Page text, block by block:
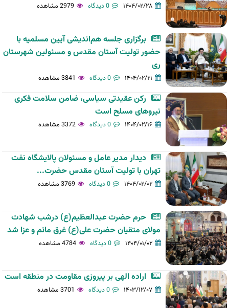
۱۴۰۴/۰۲/۲۸ 0 دیدگاه 2979 مشاهده
برگزاری جلسه هم‌اندیشی آیین مسلمیه با
حضور تولیت آستان مقدس و مسئولین شهرستان
ری
۱۴۰۴/۰۲/۲۱ 0 دیدگاه 3841 مشاهده
رکن عقیدتی سیاسی، ضامن سلامت فکری
نیروهای مسلح است
۱۴۰۴/۰۲/۱۶ 0 دیدگاه 3372 مشاهده
دیدار مدیر عامل و مسئولان پالایشگاه نفت
تهران با تولیت آستان مقدس حضرت...
۱۴۰۴/۰۲/۰۲ 0 دیدگاه 3769 مشاهده
حرم حضرت عبدالعظیم(ع) درشب شهادت
مولای متقیان حضرت علی(ع) غرق ماتم و عزا شد
۱۴۰۴/۰۱/۰۲ 0 دیدگاه 4784 مشاهده
اراده الهی بر پیروزی مقاومت در منطقه است
۱۴۰۳/۱۲/۰۷ 0 دیدگاه 3701 مشاهده